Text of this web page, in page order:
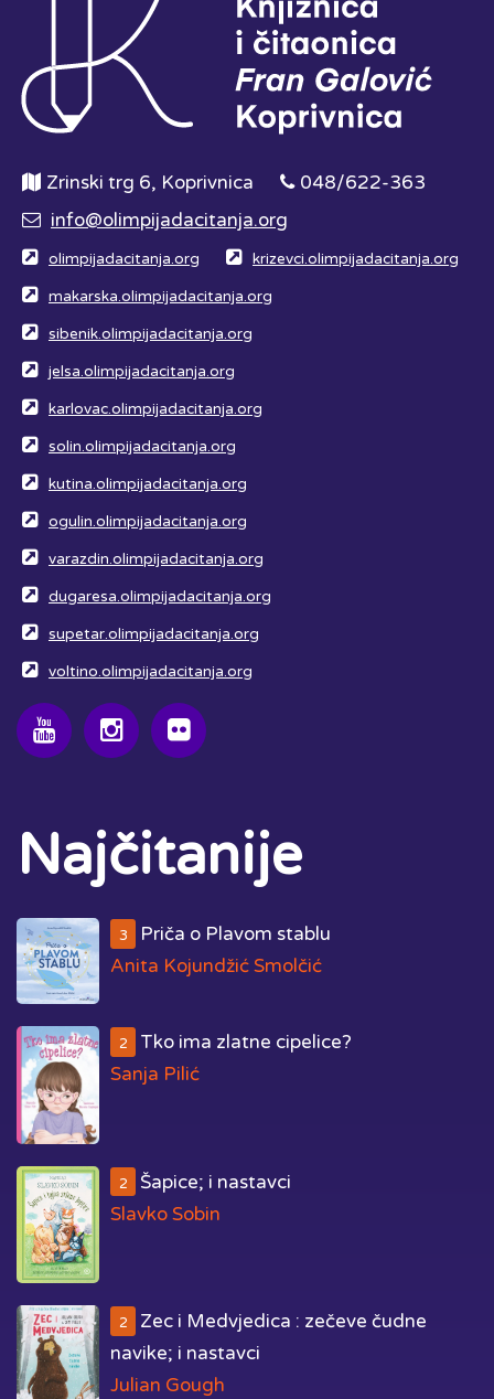
Zrinski trg 6, Koprivnica
048/622-363
info@olimpijadacitanja.org
olimpijadacitanja.org krizevci.olimpijadacitanja.org
makarska.olimpijadacitanja.org
sibenik.olimpijadacitanja.org
jelsa.olimpijadacitanja.org
karlovac.olimpijadacitanja.org
solin.olimpijadacitanja.org
kutina.olimpijadacitanja.org
ogulin.olimpijadacitanja.org
varazdin.olimpijadacitanja.org
dugaresa.olimpijadacitanja.org
supetar.olimpijadacitanja.org
voltino.olimpijadacitanja.org
Najčitanije
3
Priča o Plavom stablu
Anita Kojundžić Smolčić
2
Tko ima zlatne cipelice?
Sanja Pilić
2
Šapice; i nastavci
Slavko Sobin
2
Zec i Medvjedica : zečeve čudne
navike; i nastavci
Julian Gough